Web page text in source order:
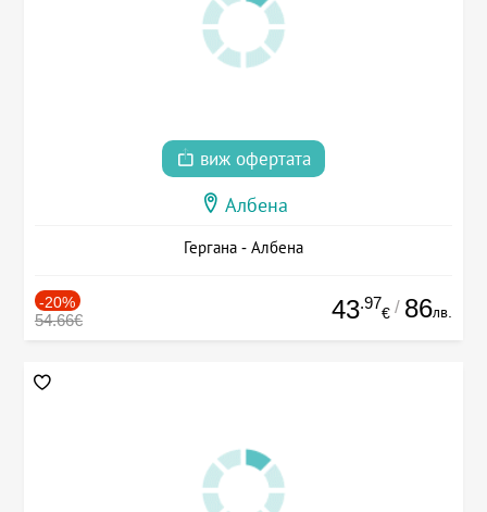
виж офертата
Албена
Гергана - Албена
-20%
54.66€ 43.97
€ / 86лв.